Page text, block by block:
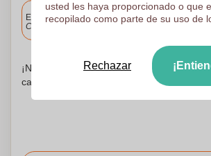
Entrega estándar
Cargue y apruebe sus archivos antes de las 9.30
¡No te preocupes! Simplemente suba sus
canasta de compras
usted les haya proporcionado o que
recopilado como parte de su uso de
Rechazar